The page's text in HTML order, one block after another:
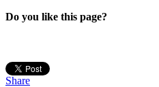
Do you like this page?
Share